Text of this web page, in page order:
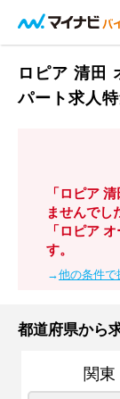
ロピア 清田
パート求人
「ロピア
ませんでし
「ロピア
す。
→他の条件で
都道府県から
関東